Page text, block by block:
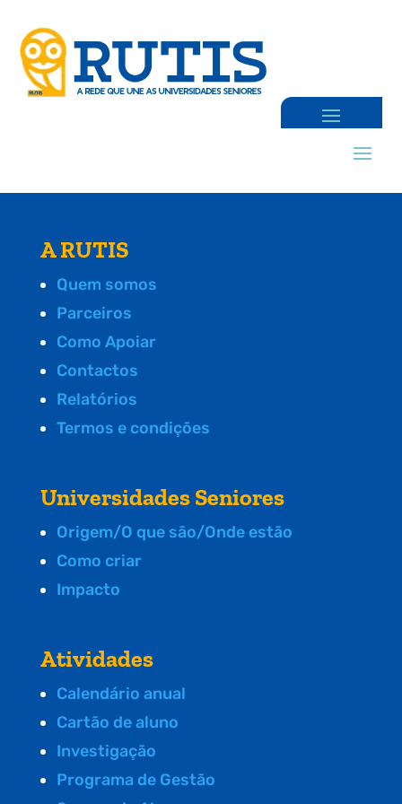
A RUTIS
Quem somos
Parceiros
Como Apoiar
Contactos
Relatórios
Termos e condições
Universidades Seniores
Origem/O que são/Onde estão
Como criar
Impacto
Atividades
Calendário anual
Cartão de aluno
Investigação
Programa de Gestão